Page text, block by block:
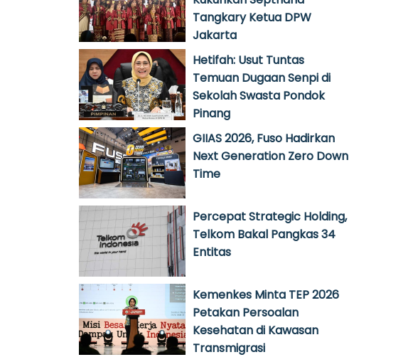
Tangkary Ketua DPW
Jakarta
Hetifah: Usut Tuntas
Temuan Dugaan Senpi di
Sekolah Swasta Pondok
Pinang
GIIAS 2026, Fuso Hadirkan
Next Generation Zero Down
Time
Percepat Strategic Holding,
Telkom Bakal Pangkas 34
Entitas
Kemenkes Minta TEP 2026
Petakan Persoalan
Kesehatan di Kawasan
Transmigrasi